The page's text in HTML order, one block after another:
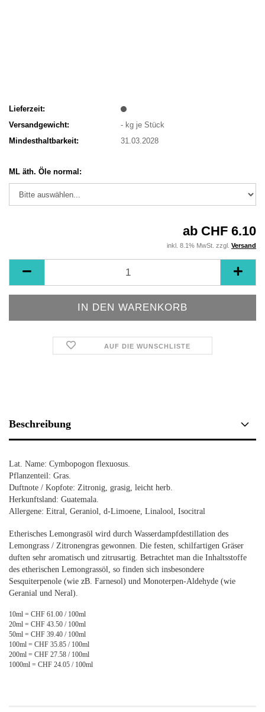
Lieferzeit:
Versandgewicht:
- kg je Stück
Mindesthaltbarkeit:
31.03.2028
ML äth. Öle normal:
ab CHF 6.10
inkl. 8.1% MwSt. zzgl. Versand
AUF DIE WUNSCHLISTE
Beschreibung
Lat. Name: Cymbopogon flexuosus.
Pflanzenteil: Gras.
Duftnote / Kopfote: Zitronig, grasig, leicht herb.
Herkunftsland: Guatemala.
Allergene: Eitral, Geraniol, d-Limoene, Linalool, Isocitral
Etherisches Lemongrasöl wird durch Wasserdampfdestillation des
Lemongrass / Zitronengras gewonnen. Die festen, schilfartigen Gräser
duften sehr aromatisch und zitrusartig. Betrachtet man die Inhaltsstoffe
des etherischen Lemongrassöl, so finden sich insbesondere
Sesquiterpenole (wie zB. Farnesol) und Monoterpen-Aldehyde (wie
Geranial und Neral).
10ml = CHF 61.00 / 100ml
20ml = CHF 43.50 / 100ml
50ml = CHF 39.40 / 100ml
100ml = CHF 35.85 / 100ml
200ml = CHF 27.58 / 100ml
1000ml = CHF 24.05 / 100ml